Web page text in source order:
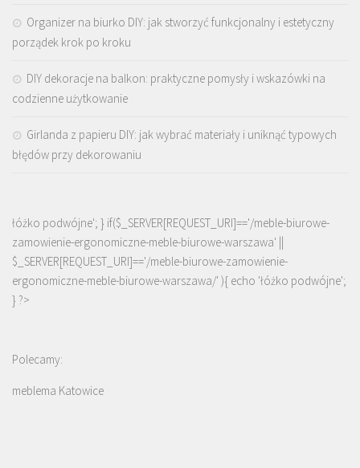
Organizer na biurko DIY: jak stworzyć funkcjonalny i estetyczny
porządek krok po kroku
DIY dekoracje na balkon: praktyczne pomysły i wskazówki na
codzienne użytkowanie
Girlanda z papieru DIY: jak wybrać materiały i uniknąć typowych
błędów przy dekorowaniu
łóżko podwójne'; } if($_SERVER[REQUEST_URI]=='/meble-biurowe-
zamowienie-ergonomiczne-meble-biurowe-warszawa' ||
$_SERVER[REQUEST_URI]=='/meble-biurowe-zamowienie-
ergonomiczne-meble-biurowe-warszawa/' ){ echo 'łóżko podwójne';
} ?>
Polecamy:
meblema Katowice